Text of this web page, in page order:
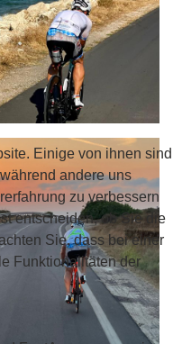
Einige von ihnen sind
andere uns
zu verbessern
entscheiden, ob Sie die
Sie, dass bei einer
Funktionalitäten der